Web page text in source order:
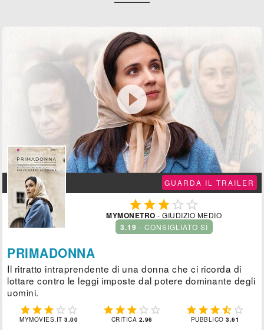

GUARDA IL TRAILER
  
MYMONETRO - GIUDIZIO MEDIO
3.19 - CONSIGLIATO SÌ
PRIMADONNA
Il ritratto intraprendente di una donna che ci ricorda di
lottare contro le leggi imposte dal potere dominante degli
uomini.
    
MYMOVIES.IT3.00
    
CRITICA 2.96
    
PUBBLICO3.61